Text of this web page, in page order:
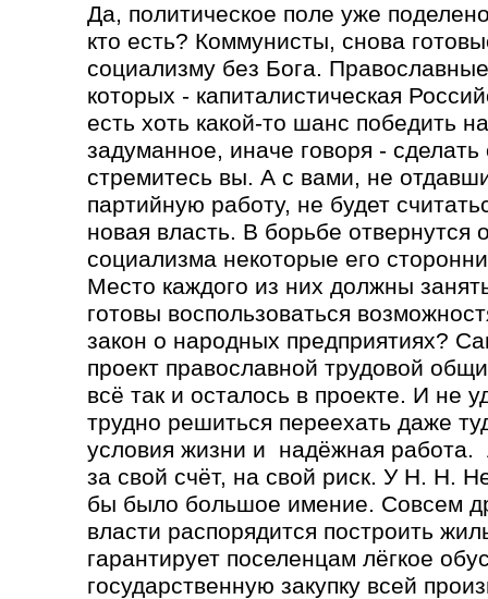
Да, политическое поле уже
кто есть? Коммунисты, снова
социализму без Бога.
которых - капиталистическая
есть хоть какой-то шанс победить
задуманное, иначе говоря -
стремитесь вы. А с вами, не
партийную работу, не будет
новая власть. В борьбе отвернутся
социализма некоторые его
Место каждого из них должны
готовы воспользоваться
закон о народных предприятиях?
проект православной трудовой
всё так и осталось в проекте. И не
трудно решиться переехать даже
условия жизни и надёжная работа.
за свой счёт, на свой риск. У Н. Н.
бы было большое имение. Совсем
власти распорядится построить
гарантирует поселенцам лёгкое
государственную закупку всей